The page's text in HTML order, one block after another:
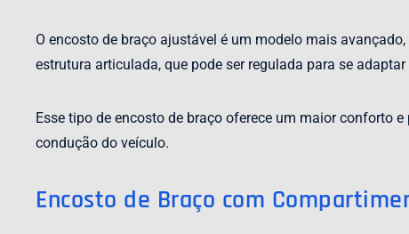
O encosto de braço ajustável é um modelo mais
estrutura articulada, que pode ser regulada para se
Esse tipo de encosto de braço oferece um maior conforto
condução do veículo.
Encosto de Braço com